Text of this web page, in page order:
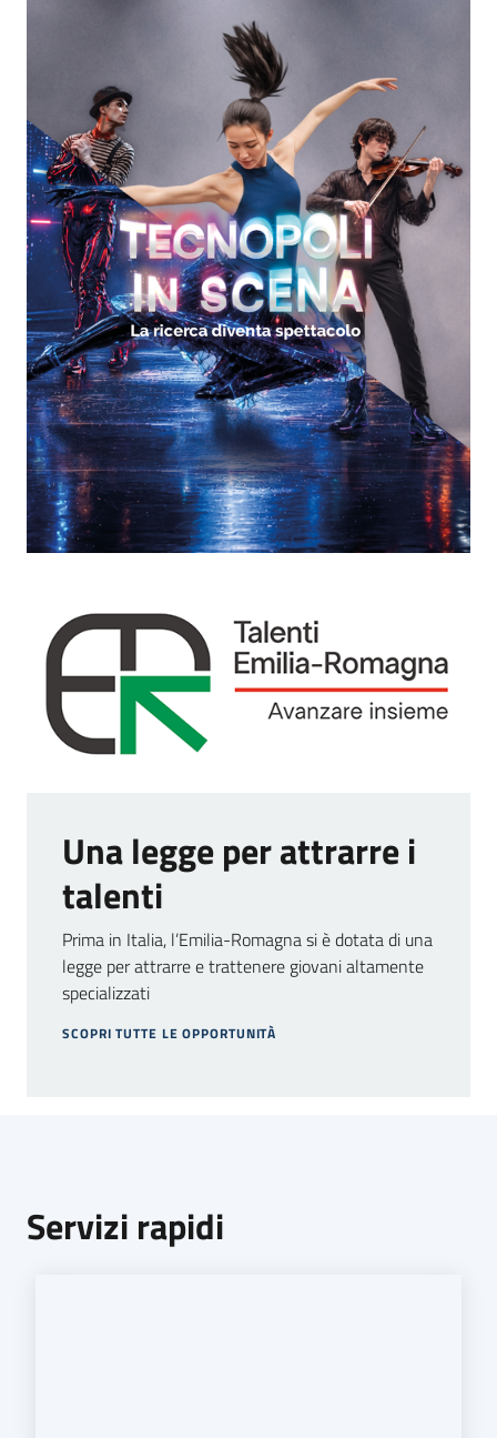
Una legge per attrarre i
talenti
Prima in Italia, l’Emilia-Romagna si è dotata di una
legge per attrarre e trattenere giovani altamente
specializzati
SCOPRI TUTTE LE OPPORTUNITÀ
Servizi rapidi